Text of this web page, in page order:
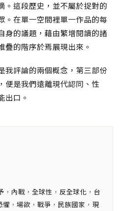
。這段歷史，並不屬於捉對的
。在單一空間裡單一作品的每
身的議題，藉由繁增閱讀的諸
疊的階序於焉展現出來。
我評論的兩個概念，第三部份
便是我們遠離現代認同、性
出口。
， 內戰 ， 全球性 ， 反全球化 ， 台
懼 ， 場欲 ， 戰爭 ， 民族國家 ， 現